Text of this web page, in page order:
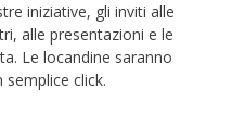
iniziative, gli inviti alle
alle presentazioni e le
Le locandine saranno
click.